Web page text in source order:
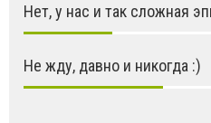
Нет, у нас и так сложная
Не жду, давно и никогда :)